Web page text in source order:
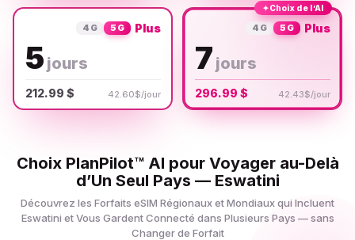
4G 5G Plus
5 jours
212.99 $ 42.60$/jour
✦Choix de l’AI
4G 5G Plus
7 jours
296.99 $ 42.43$/jour
Choix PlanPilot™ AI pour Voyager au-Delà
d’Un Seul Pays — Eswatini
Découvrez les Forfaits eSIM Régionaux et Mondiaux qui Incluent
Eswatini et Vous Gardent Connecté dans Plusieurs Pays — sans
Changer de Forfait